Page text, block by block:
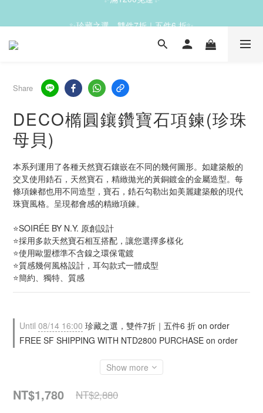
Share
DECO橢圓鑲鑽寶石項鍊(珍珠
母貝)
本系列運用了各種天然寶石鑲嵌在不同的幾何圖形。如建築般的
交叉使用鋯石，天然寶石，精緻拋光的黃銅鍍金的金屬造型。每
條項鍊都也用不同造型，寶石，鋯石勾勒出如美麗建築般的現代
珠寶風格。呈現都會感的精緻項鍊。
⭐SOIRÉE BY N.Y. 原創設計
⭐採用多款天然寶石相互搭配，讓您選擇多樣化
⭐使用歐盟標準不含鎳之環保電鍍
⭐質感幾何風格設計，耳勾款式一體成型
⭐簡約、獨特、質感
Until 08/14 16:00 珍藏之選，雙件7折｜五件6 折 on order
FREE SF SHIPPING WITH NTD2800 PURCHASE on order
Show more
NT$1,780 NT$2,880